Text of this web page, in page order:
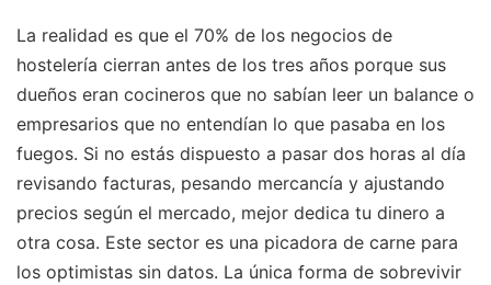
La realidad es que el 70% de los negocios de
hostelería cierran antes de los tres años porque sus
dueños eran cocineros que no sabían leer un balance o
empresarios que no entendían lo que pasaba en los
fuegos. Si no estás dispuesto a pasar dos horas al día
revisando facturas, pesando mercancía y ajustando
precios según el mercado, mejor dedica tu dinero a
otra cosa. Este sector es una picadora de carne para
los optimistas sin datos. La única forma de sobrevivir